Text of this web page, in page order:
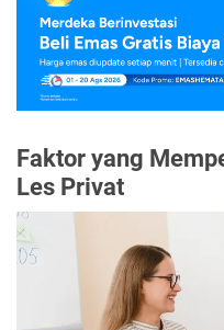
Faktor yang
Les Privat